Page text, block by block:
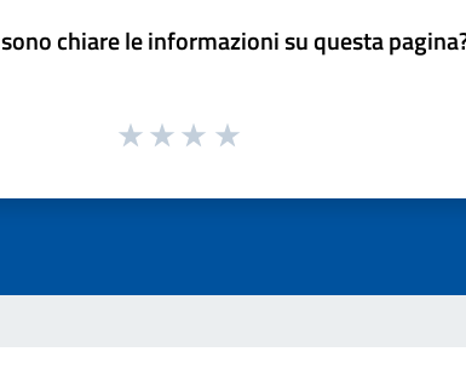
chiare le informazioni su questa